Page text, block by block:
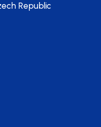
Republic